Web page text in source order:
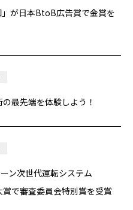
が日本BtoB広告賞で金賞を
最先端を体験しよう！
ン次世代運転システム
賞で審査委員会特別賞を受賞